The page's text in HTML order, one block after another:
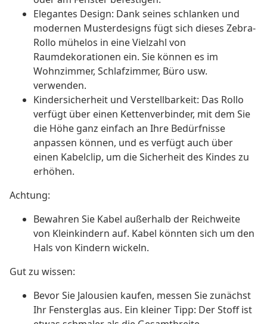
Elegantes Design: Dank seines schlanken und
modernen Musterdesigns fügt sich dieses Zebra-
Rollo mühelos in eine Vielzahl von
Raumdekorationen ein. Sie können es im
Wohnzimmer, Schlafzimmer, Büro usw.
verwenden.
Kindersicherheit und Verstellbarkeit: Das Rollo
verfügt über einen Kettenverbinder, mit dem Sie
die Höhe ganz einfach an Ihre Bedürfnisse
anpassen können, und es verfügt auch über
einen Kabelclip, um die Sicherheit des Kindes zu
erhöhen.
Achtung:
Bewahren Sie Kabel außerhalb der Reichweite
von Kleinkindern auf. Kabel könnten sich um den
Hals von Kindern wickeln.
Gut zu wissen:
Bevor Sie Jalousien kaufen, messen Sie zunächst
Ihr Fensterglas aus. Ein kleiner Tipp: Der Stoff ist